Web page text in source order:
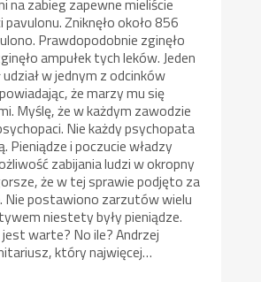
Zniknęło około 856
Prawdopodobnie zginęło
ampułek tych leków. Jeden
udział w jednym z odcinków
że marzy mu się
Myślę, że w każdym zawodzie
Nie każdy psychopata
Pieniądze i poczucie władzy
zabijania ludzi w okropny
że w tej sprawie podjęto za
Nie postawiono zarzutów wielu
niestety były pieniądze.
jest warte? No ile? Andrzej
który najwięcej…